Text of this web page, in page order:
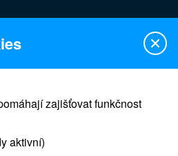
zajišťovat funkčnost
aktivní)